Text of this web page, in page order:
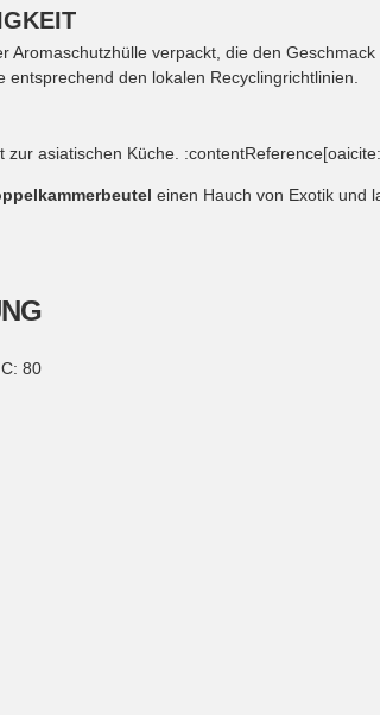
Aromaschutzhülle verpackt, die den
den lokalen Recyclingrichtlinien.
asiatischen Küche.
einen Hauch von Exotik und
80